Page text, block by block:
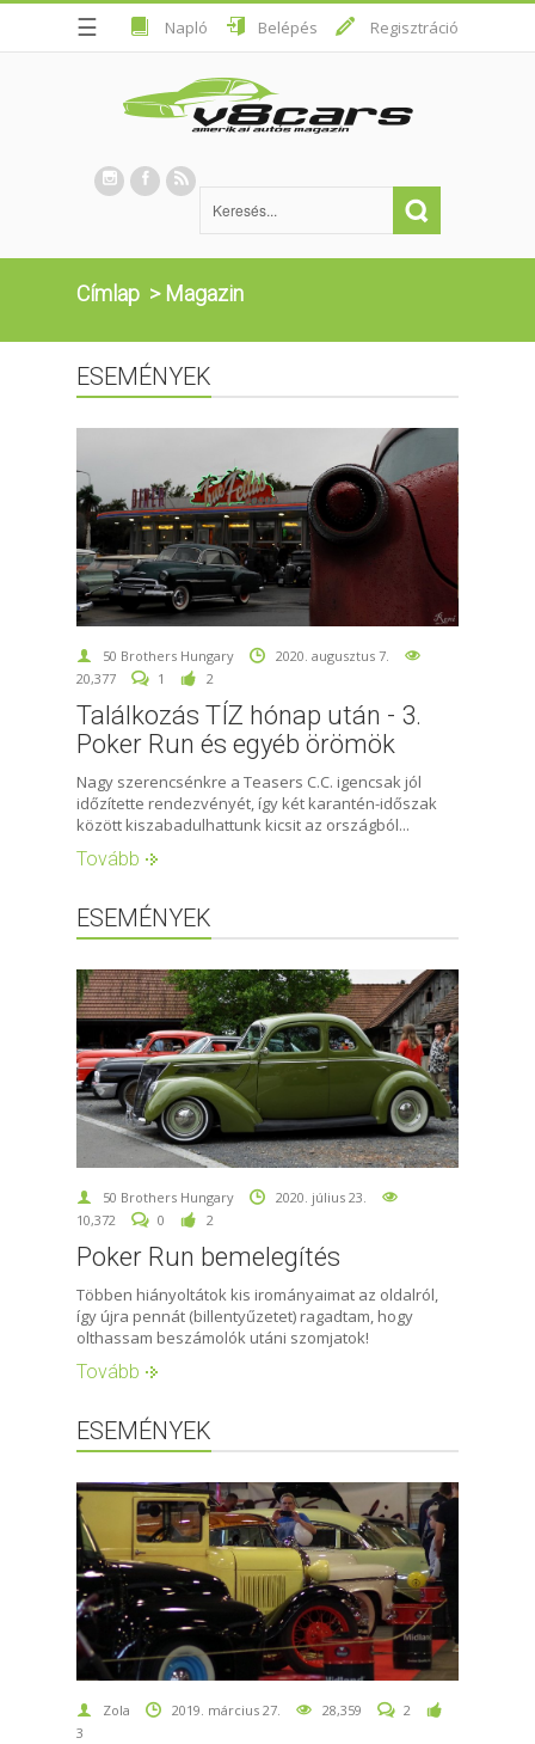
☰ Napló Belépés Regisztráció
Címlap > Magazin
ESEMÉNYEK
50 Brothers Hungary
2020. augusztus 7.
20,377
1 2
Találkozás TÍZ hónap után - 3.
Poker Run és egyéb örömök
Nagy szerencsénkre a Teasers C.C. igencsak jól
időzítette rendezvényét, így két karantén-időszak
között kiszabadulhattunk kicsit az országból...
Tovább
ESEMÉNYEK
50 Brothers Hungary
2020. július 23.
10,372
0 2
Poker Run bemelegítés
Többen hiányoltátok kis irományaimat az oldalról,
így újra pennát (billentyűzetet) ragadtam, hogy
olthassam beszámolók utáni szomjatok!
Tovább
ESEMÉNYEK
Zola 2019. március 27. 28,359
2
3